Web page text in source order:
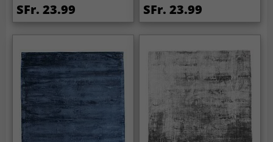
SFr. 23.99 SFr. 23.99